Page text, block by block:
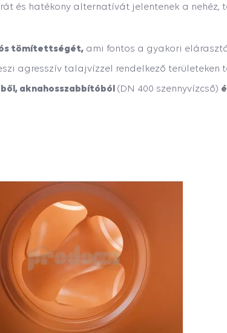
és hatékony alternatívát jelentenek a
tömítettségét, ami fontos a gyakori
agresszív talajvízzel rendelkező területeken
aknahosszabbítóból (DN 400 szennyvízcső)